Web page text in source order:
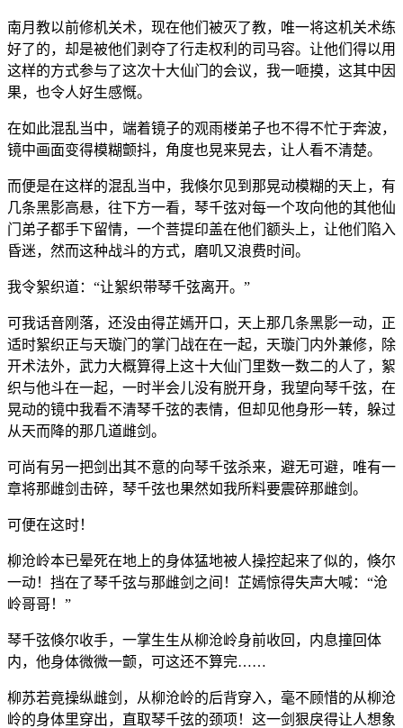
南月教以前修机关术，现在他们被灭了教，唯一将这机关术练
好了的，却是被他们剥夺了行走权利的司马容。让他们得以用
这样的方式参与了这次十大仙门的会议，我一咂摸，这其中因
果，也令人好生感慨。
在如此混乱当中，端着镜子的观雨楼弟子也不得不忙于奔波，
镜中画面变得模糊颤抖，角度也晃来晃去，让人看不清楚。
而便是在这样的混乱当中，我倏尔见到那晃动模糊的天上，有
几条黑影高悬，往下方一看，琴千弦对每一个攻向他的其他仙
门弟子都手下留情，一个菩提印盖在他们额头上，让他们陷入
昏迷，然而这种战斗的方式，磨叽又浪费时间。
我令絮织道：“让絮织带琴千弦离开。”
可我话音刚落，还没由得芷嫣开口，天上那几条黑影一动，正
适时絮织正与天璇门的掌门战在在一起，天璇门内外兼修，除
开术法外，武力大概算得上这十大仙门里数一数二的人了，絮
织与他斗在一起，一时半会儿没有脱开身，我望向琴千弦，在
晃动的镜中我看不清琴千弦的表情，但却见他身形一转，躲过
从天而降的那几道雌剑。
可尚有另一把剑出其不意的向琴千弦杀来，避无可避，唯有一
章将那雌剑击碎，琴千弦也果然如我所料要震碎那雌剑。
可便在这时！
柳沧岭本已晕死在地上的身体猛地被人操控起来了似的，倏尔
一动！挡在了琴千弦与那雌剑之间！芷嫣惊得失声大喊：“沧
岭哥哥！”
琴千弦倏尔收手，一掌生生从柳沧岭身前收回，内息撞回体
内，他身体微微一颤，可这还不算完……
柳苏若竟操纵雌剑，从柳沧岭的后背穿入，毫不顾惜的从柳沧
岭的身体里穿出，直取琴千弦的颈项！这一剑狠戾得让人想象